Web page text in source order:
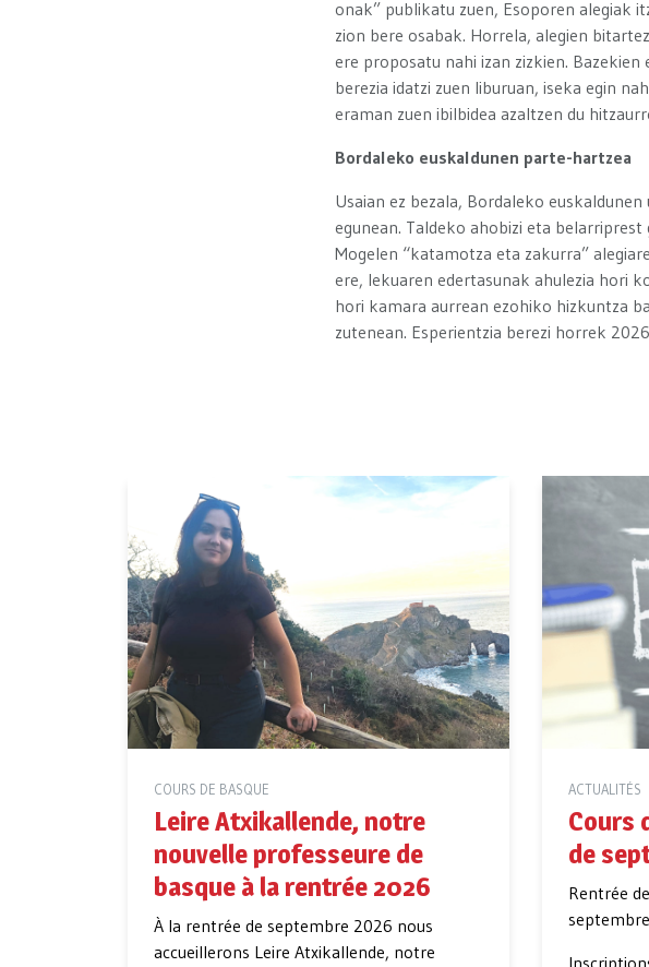
onak” publikatu zuen, Esoporen alegiak
zion bere osabak. Horrela, alegien
ere proposatu nahi izan zizkien.
berezia idatzi zuen liburuan, iseka egin
eraman zuen ibilbidea azaltzen du
Bordaleko euskaldunen parte-hartzea
Usaian ez bezala, Bordaleko
egunean. Taldeko ahobizi eta
Mogelen “katamotza eta zakurra”
ere, lekuaren edertasunak ahulezia hori
hori kamara aurrean ezohiko hizkuntza
zutenean. Esperientzia berezi horrek
COURS DE BASQUE
Leire Atxikallende, notre
nouvelle professeure de
basque à la rentrée 2026
À la rentrée de septembre 2026 nous
accueillerons Leire Atxikallende, notre
ACTUALITÉS
Cours
de
Rentrée